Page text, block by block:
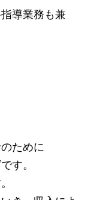
導業務も兼
ために
す。